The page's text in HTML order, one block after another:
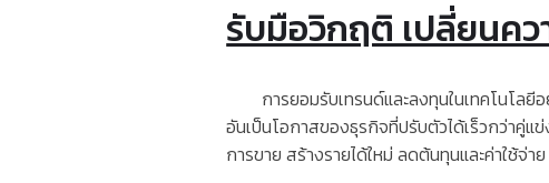
รับมือวิกฤติ เปลี่ยนค
การยอมรับเทรนด์และลงทุนในเทคโนโลยีอ
อันเป็นโอกาสของธุรกิจที่ปรับตัวได้เร็วกว่าคู่แ
การขาย สร้างรายได้ใหม่ ลดต้นทุนและค่าใช้จ่า